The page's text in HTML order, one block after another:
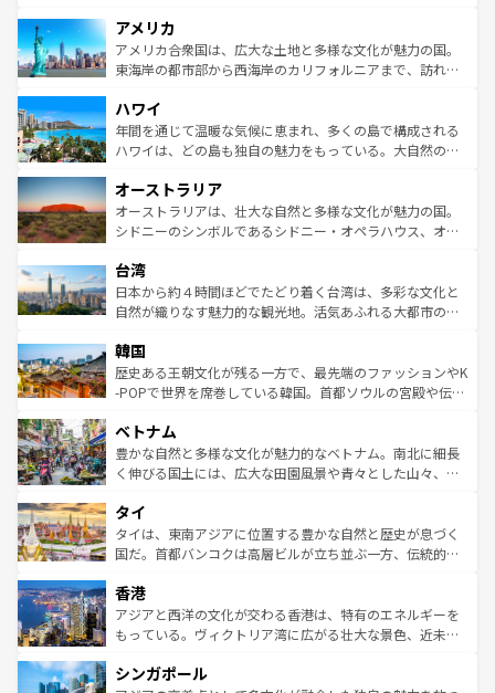
ンツ一覧を参照してほしい。
の建物がそのまま残る町や、スイスならではのユニークな
博物館もあり、アルプス観光だけでなく町歩きも満喫する
ことができる。国民の所得が高いため物価も高いが、旅行
ば市内交通費無料で観光を楽しむこともできる。 なお、新
着のスイス情報はコンテンツ一覧 を参照してほしい。
アメリカ
アメリカ合衆国は、広大な土地と多様な文化が魅力の国。
東海岸の都市部から西海岸のカリフォルニアまで、訪れる
のような巨大都市は、観光、ショッピング、エンターテイ
ンメントが詰まった刺激的なスポットだ。一方、アメリカ
西部には大自然が広がり、グランドキャニオンやイエロー
部のニューオーリンズでは、音楽と美食が融合した独特の
文化が魅力。旅行者はアメリカの各地域で異なる魅力を楽
しみながら、その多様性と豊かな歴史を感じることができ
ならではの贅沢な旅のスタイルだ。 なお、新着のアメリカ
情報はコンテンツ一覧を参照してほしい。
ハワイ
年間を通じて温暖な気候に恵まれ、多くの島で構成される
ハワイは、どの島も独自の魅力をもっている。大自然の神
ワイ島は見逃せない。また、定番の観光地といえばオアフ
島だが、静かな自然を求めるならマウイ島やカウアイ島が
おすすめ。エメラルドグリーンに輝く海をはじめ、豊かな
れるおもてなしの心で訪れる人々を迎えてくれるハワイの
人々、おいしいローカルフードやハワイアンミュージッ
ク、伝統的なフラダンスなど、すべてがハワイの魅力を彩
ワイを、存分に味わってほしい。 なお、新着のハワイ情報
はコンテンツ一覧を参照してほしい。
オーストラリア
オーストラリアは、壮大な自然と多様な文化が魅力の国。
シドニーのシンボルであるシドニー・オペラハウス、オー
リアリーフや大陸中央部にそびえるウルル（エアーズロッ
ク）、タスマニアの美しい原生林やケアンズの熱帯雨林な
ど、見どころがたくさん。また、カフェやワイン、オージ
いる。アクティビティも充実しており、サーフィンやダイ
ビング、ハイキングなど、アウトドア好きにはたまらな
い。オーストラリアの多彩な魅力を存分に味わいつくそ
参照してほしい。
台湾
日本から約４時間ほどでたどり着く台湾は、多彩な文化と
自然が織りなす魅力的な観光地。活気あふれる大都市の台
ン）、静ひつな山岳地帯である台湾東部など、都市の喧騒
と山間の静けさが共存しており、訪れる人に新しい発見と
驚きをもたらしてくれる。また、奥深い台湾の食文化も魅
容にもいいと評判のスイーツなど、バラエティ豊かな料理
が味わえる。 なお、新着の台湾情報は コンテンツ一覧を参
照してほしい。
韓国
歴史ある王朝文化が残る一方で、最先端のファッションやK
-POPで世界を席巻している韓国。首都ソウルの宮殿や伝統
き、地方に足を延ばせば四季折々の自然美を楽しむことが
できる。そして、キムチや焼肉、絶品のストリートフード
まで、さまざまな韓国料理が待っている。夜には、韓国な
リティに包まれながら、韓国の多彩な魅力を心ゆくまで味
わってみてほしい。 なお、新着の韓国情報はコンテンツ一
覧を参照してほしい。
ベトナム
豊かな自然と多様な文化が魅力的なベトナム。南北に細長
く伸びる国土には、広大な田園風景や青々とした山々、世
急速な発展と共に伝統が息づく。ハノイの古い町並みやホ
ーチミン市のフランス統治時代の建物も、独特の雰囲気を
醸し出している。また、バラエティの豊かさとおいしさで
とつ。フォーやバインミー、ベトナムコーヒーなどは、ぜ
ひ現地で味わいたい。どの地域を訪れてもあたたかい人々
が旅行者を迎えてくれるので、きっと忘れられない旅にな
参照してほしい。
タイ
タイは、東南アジアに位置する豊かな自然と歴史が息づく
国だ。首都バンコクは高層ビルが立ち並ぶ一方、伝統的な
の活気が交差している。北部ではチェンマイなどの山岳地
帯で自然と触れ合い、南部ではプーケットやクラビの美し
いビーチでリゾート気分を楽しむことができる。タイ料理
激する。気候は一年中温暖で、どの季節にも異なる楽しみ
香港
アジアと西洋の文化が交わる香港は、特有のエネルギーを
もっている。ヴィクトリア湾に広がる壮大な景色、近未来
み、どこを訪れても感動するはず。観光スポットが密集し
シンガポール